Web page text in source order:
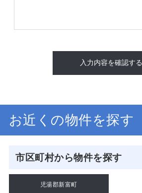
入力内容を確認する
お近くの物件を探す
市区町村から物件を探す
児湯郡新富町